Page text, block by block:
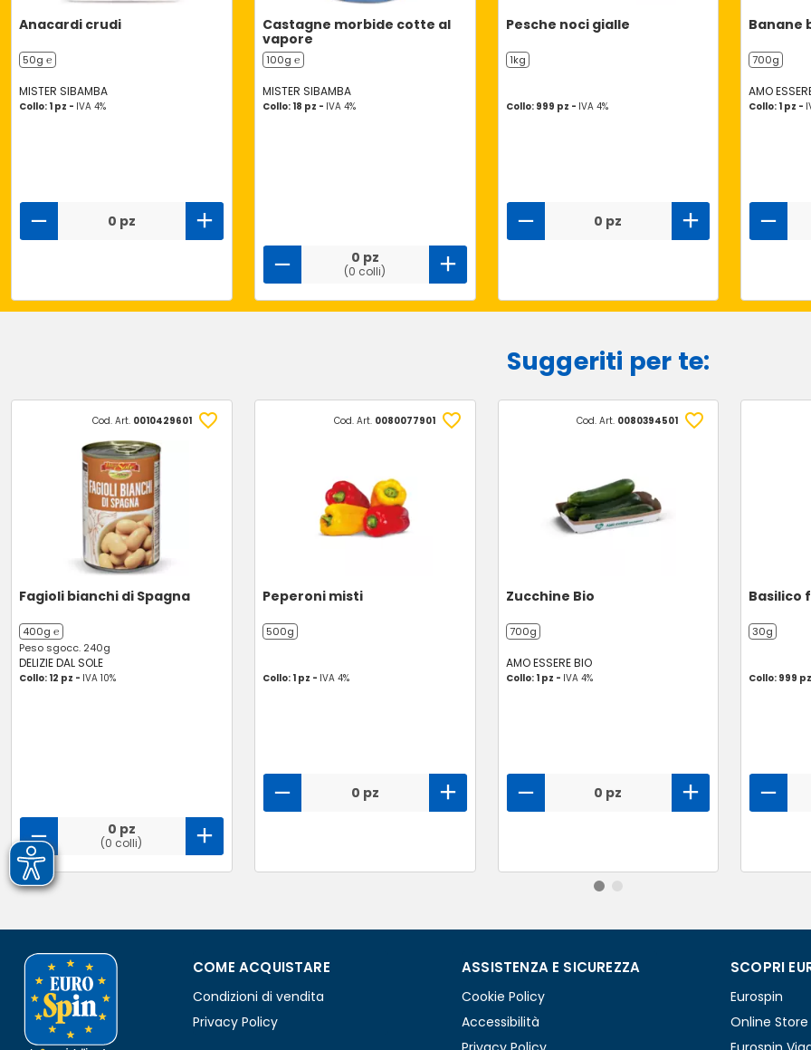
Anacardi crudi
50g ℮
MISTER SIBAMBA
Collo: 1 pz - IVA 4%
0 pz
Castagne morbide cotte al
vapore
100g ℮
MISTER SIBAMBA
Collo: 18 pz - IVA 4%
0 pz
(0 colli)
Pesche noci gialle
1kg
Collo: 999 pz - IVA 4%
0 pz
Banane
700g
AMO
Collo: 1 pz -
Suggeriti per te:
Cod. Art. 0010429601
Fagioli bianchi di Spagna
400g ℮
Peso sgocc. 240g
DELIZIE DAL SOLE
Collo: 12 pz - IVA 10%
0 pz
(0 colli)
Cod. Art. 0080077901
Peperoni misti
500g
Collo: 1 pz - IVA 4%
0 pz
Cod. Art. 0080394501
Zucchine Bio
700g
AMO ESSERE BIO
Collo: 1 pz - IVA 4%
0 pz
Basilico
30g
Collo: 999
COME ACQUISTARE
Condizioni di vendita
Privacy Policy
ASSISTENZA E SICUREZZA
Cookie Policy
Accessibilità
SCOPRI
Eurospin
Online Store